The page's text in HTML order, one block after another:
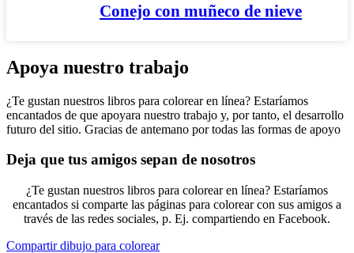
Conejo con muñeco de nieve
Apoya nuestro trabajo
¿Te gustan nuestros libros para colorear en línea? Estaríamos
encantados de que apoyara nuestro trabajo y, por tanto, el desarrollo
futuro del sitio. Gracias de antemano por todas las formas de apoyo
Deja que tus amigos sepan de nosotros
¿Te gustan nuestros libros para colorear en línea? Estaríamos
encantados si comparte las páginas para colorear con sus amigos a
través de las redes sociales, p. Ej. compartiendo en Facebook.
Compartir dibujo para colorear